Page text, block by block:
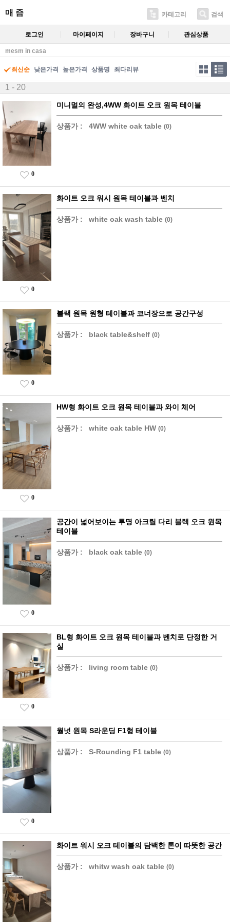
매 즘 카테고리 검색
로그인 마이페이지 장바구니 관심상품
mesm in casa
최신순 낮은가격 높은가격 상품명 최다리뷰
1 - 20
미니멀의 완성,4WW 화이트 오크 원목 테이블
상품가 : 4WW white oak table (0)
0
화이트 오크 워시 원목 테이블과 벤치
상품가 : white oak wash table (0)
0
블랙 원목 원형 테이블과 코너장으로 공간구성
상품가 : black table&shelf (0)
0
HW형 화이트 오크 원목 테이블과 와이 체어
상품가 : white oak table HW (0)
0
공간이 넓어보이는 투명 아크릴 다리 블랙 오크 원목
테이블
상품가 : black oak table (0)
0
BL형 화이트 오크 원목 테이블과 벤치로 단정한 거
실
상품가 : living room table (0)
0
월넛 원목 S라운딩 F1형 테이블
상품가 : S-Rounding F1 table (0)
0
화이트 워시 오크 테이블의 담백한 톤이 따뜻한 공간
상품가 : whitw wash oak table (0)